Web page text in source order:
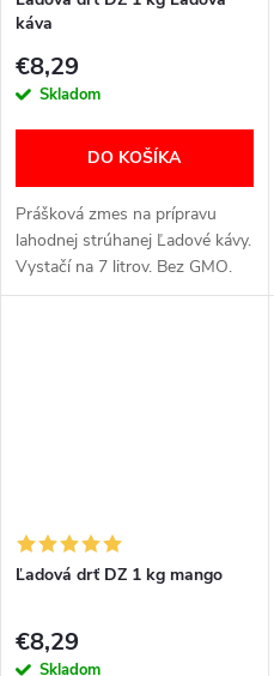
káva
€8,29
Skladom
DO KOŠÍKA
Prášková zmes na prípravu
lahodnej strúhanej Ľadové kávy.
Vystačí na 7 litrov. Bez GMO.
Bez chemických farbív a
Ľadová drť DZ 1 kg mango
€8,29
Skladom